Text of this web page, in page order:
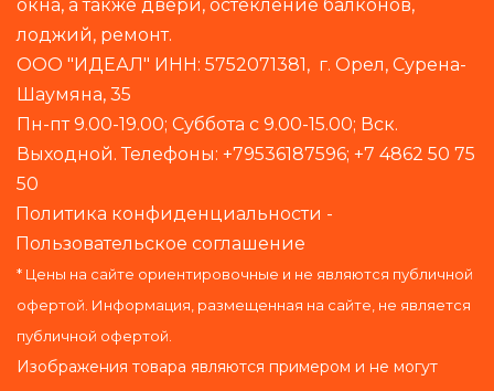
окна, а также двери, остекление балконов,
лоджий, ремонт.
ООО "ИДЕАЛ" ИНН: 5752071381,  г. Орел, Сурена-
Шаумяна, 35
Пн-пт 9.00-19.00; Суббота с 9.00-15.00; Вск.
Выходной. Телефоны: +79536187596; +7 4862 50 75
50
Политика конфиденциальности
Пользовательское соглашение
* Цены на сайте ориентировочные и не являются публичной
офертой. Информация, размещенная на сайте, не является
публичной офертой.
Изображения товара являются примером и не могут